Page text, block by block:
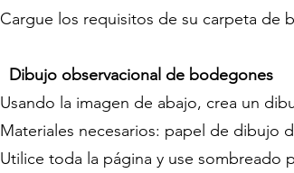
Cargue los requisitos de su carpeta de
Dibujo observacional de bodegones
Usando la imagen de abajo, crea un
Materiales necesarios: papel de dibujo
Utilice toda la página y use sombreado